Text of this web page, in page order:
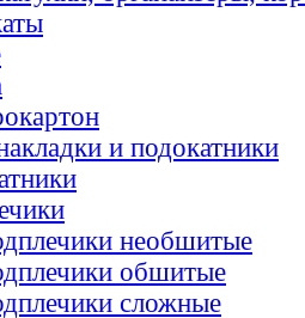
и подокатники
необшитые
обшитые
сложные